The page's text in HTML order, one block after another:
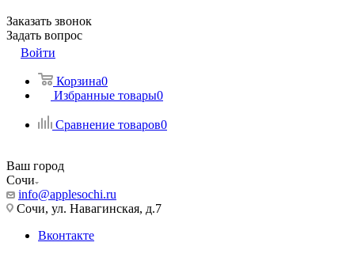
Заказать звонок
Задать вопрос
Войти
Корзина0
Избранные товары0
Сравнение товаров0
Ваш город
Сочи
info@applesochi.ru
Сочи, ул. Навагинская, д.7
Вконтакте